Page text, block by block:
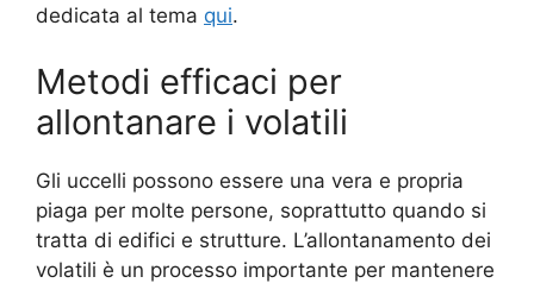
dedicata al tema qui.
Metodi efficaci per
allontanare i volatili
Gli uccelli possono essere una vera e propria
piaga per molte persone, soprattutto quando si
tratta di edifici e strutture. L’allontanamento dei
volatili è un processo importante per mantenere